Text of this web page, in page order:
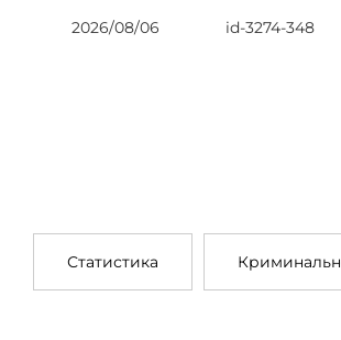
2026/08/06 id-3274-348
Статистика